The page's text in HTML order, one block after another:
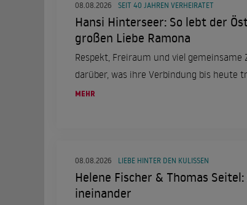
08.08.2026 SEIT 40 JAHREN VERHEIRATET
Hansi Hinterseer: So lebt der
großen Liebe Ramona
Respekt, Freiraum und viel
darüber, was ihre Verbindung bis heute
MEHR
08.08.2026 LIEBE HINTER DEN KULISSEN
Helene Fischer & Thomas
ineinander